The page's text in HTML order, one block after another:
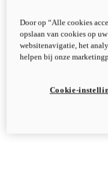
Door op “Alle cookies
opslaan van cookies op
websitenavigatie, het
helpen bij onze
Cookie-